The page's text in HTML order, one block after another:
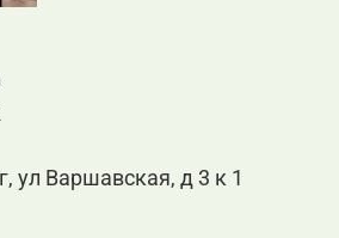
ул Варшавская, д 3 к 1